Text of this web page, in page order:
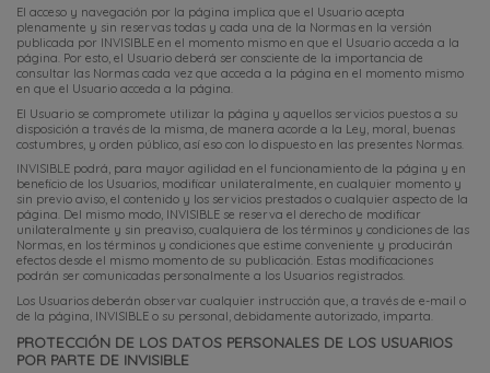
El acceso y navegación por la página implica que el Usuario acepta
plenamente y sin reservas todas y cada una de la Normas en la versión
publicada por INVISIBLE en el momento mismo en que el Usuario acceda a la
página. Por esto, el Usuario deberá ser consciente de la importancia de
consultar las Normas cada vez que acceda a la página en el momento mismo
en que el Usuario acceda a la página.
El Usuario se compromete utilizar la página y aquellos servicios puestos a su
disposición a través de la misma, de manera acorde a la Ley, moral, buenas
costumbres, y orden público, así eso con lo dispuesto en las presentes Normas.
INVISIBLE podrá, para mayor agilidad en el funcionamiento de la página y en
beneficio de los Usuarios, modificar unilateralmente, en cualquier momento y
sin previo aviso, el contenido y los servicios prestados o cualquier aspecto de la
página. Del mismo modo, INVISIBLE se reserva el derecho de modificar
unilateralmente y sin preaviso, cualquiera de los términos y condiciones de las
Normas, en los términos y condiciones que estime conveniente y producirán
efectos desde el mismo momento de su publicación. Estas modificaciones
podrán ser comunicadas personalmente a los Usuarios registrados.
Los Usuarios deberán observar cualquier instrucción que, a través de e-mail o
de la página, INVISIBLE o su personal, debidamente autorizado, imparta.
PROTECCIÓN DE LOS DATOS PERSONALES DE LOS USUARIOS
POR PARTE DE INVISIBLE